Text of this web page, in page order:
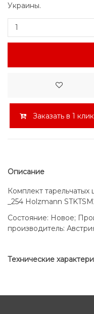
Украины.
Заказать в 1 клик
Описание
Комплект
_254 Holzmann
Состояние: Новое;
производитель:
Технические